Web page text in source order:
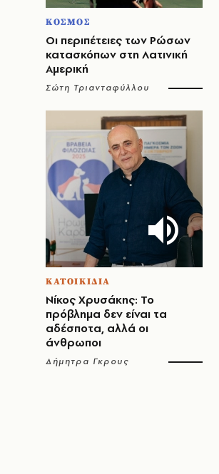
ΚΟΣΜΟΣ
Οι περιπέτειες των Ρώσων
κατασκόπων στη Λατινική
Αμερική
Σώτη Τριανταφύλλου
ΚΑΤΟΙΚΙΔΙΑ
Νίκος Χρυσάκης: Το
πρόβλημα δεν είναι τα
αδέσποτα, αλλά οι
άνθρωποι
Δήμητρα Γκρους